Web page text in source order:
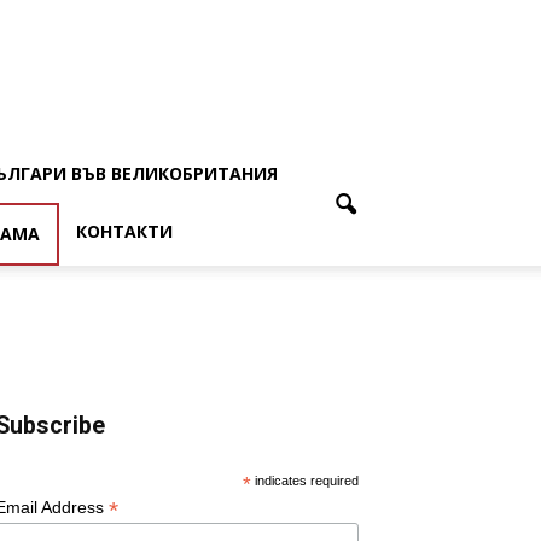
ВЪВ ВЕЛИКОБРИТАНИЯ
КОНТАКТИ
* indicates required
Address *